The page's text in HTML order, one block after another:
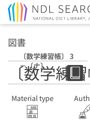
図書
〔数学練習帳〕 3
－〔ナ〕
〔数学練
Material type